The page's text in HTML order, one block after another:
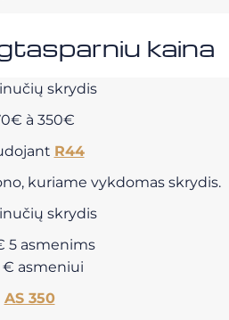
kaina
skrydis
à 350€
R44
kuriame vykdomas skrydis.
skrydis
5 asmenims
€ asmeniui
AS 350